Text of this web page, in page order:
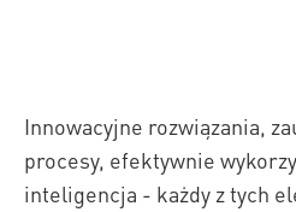
Innowacyjne rozwiązania,
procesy, efektywnie
inteligencja - każdy z tych